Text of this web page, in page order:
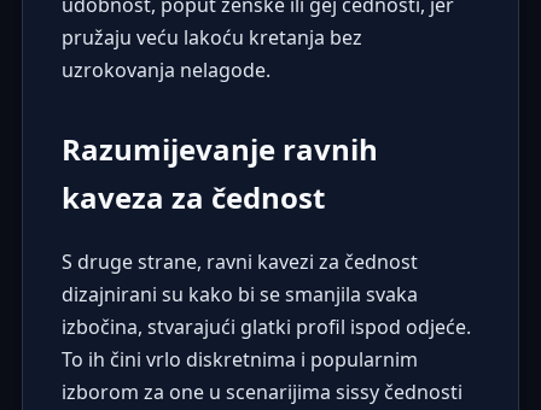
pružaju veću lakoću kretanja bez
uzrokovanja nelagode.
Razumijevanje ravnih
kaveza za čednost
S druge strane, ravni kavezi za čednost
dizajnirani su kako bi se smanjila svaka
izbočina, stvarajući glatki profil ispod odjeće.
To ih čini vrlo diskretnima i popularnim
izborom za one u scenarijima sissy čednosti